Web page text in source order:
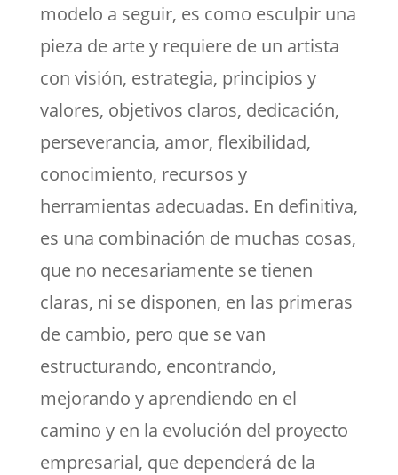
modelo a seguir, es como esculpir una
pieza de arte y requiere de un artista
con visión, estrategia, principios y
valores, objetivos claros, dedicación,
perseverancia, amor, flexibilidad,
conocimiento, recursos y
herramientas adecuadas. En definitiva,
es una combinación de muchas cosas,
que no necesariamente se tienen
claras, ni se disponen, en las primeras
de cambio, pero que se van
estructurando, encontrando,
mejorando y aprendiendo en el
camino y en la evolución del proyecto
empresarial, que dependerá de la